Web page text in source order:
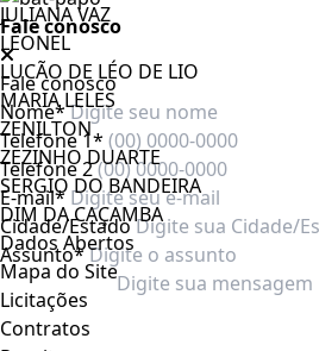
Fale conosco
Fale conosco
Nome*
Telefone 1*
Telefone 2
E-mail*
Cidade/Estado
Assunto*
JULIANA VAZ
LEONEL
LUCÃO DE LÉO DE LIO
MARIA LELES
ZENILTON
ZEZINHO DUARTE
SERGIO DO BANDEIRA
DIM DA CAÇAMBA
Dados Abertos
Mapa do Site
Licitações
Contratos